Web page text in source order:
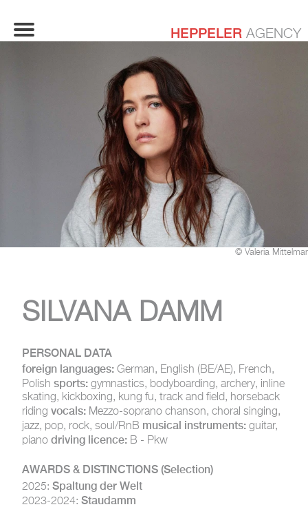
HEPPELER AGENCY
© Valeria
SILVANA DAMM
PERSONAL DATA
foreign languages: German, English (BE/AE), French,
Polish sports: gymnastics, bodyboarding, archery, inline
skating, kickboxing, kung fu, track and field, horseback
riding vocals: Mezzo-soprano chanson, choral singing,
jazz, pop, rock, soul/RnB musical instruments: guitar,
piano driving licence: B - Pkw
AWARDS & DISTINCTIONS (Selection)
2025: Spaltung der Welt
2023-2024: Staudamm